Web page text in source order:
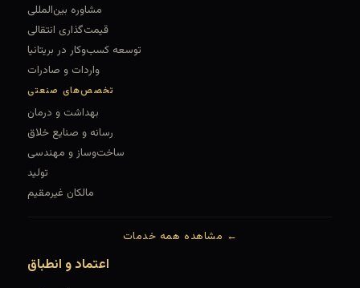
مشاوره بین‌المللی
قیمت‌گذاری انتقالی
توسعه کسب‌وکار در بریتانیا
واردات و صادرات
تخصص‌های صنعتی
بهداشت و درمان
رسانه و صنایع خلاق
ساخت‌وساز و مهندسی
تولید
مالکان غیرمقیم
مشاهده همه خدمات ←
اعتماد و انطباق